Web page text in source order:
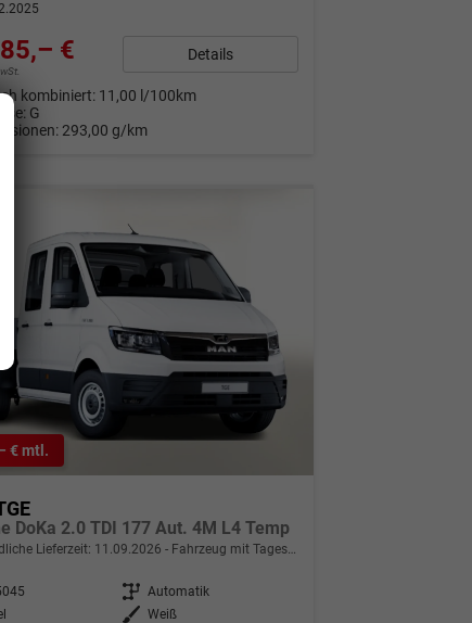
€ Details
kombiniert: 11,00 l/100km
G
293,00 g/km
€ mtl.
DoKa 2.0 TDI 177 Aut. 4M L4 Temp
Lieferzeit: 11.09.2026 Fahrzeug mit Tageszulassung
Getriebe Automatik
Außenfarbe Weiß